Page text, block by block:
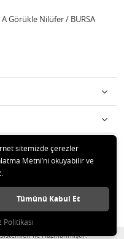
Görükle Nilüfer / BURSA
hakları saklıdır.
ile Hazırlanmıştır.
sitemizde çerezler
Metni’ni okuyabilir ve
Tümünü Kabul Et